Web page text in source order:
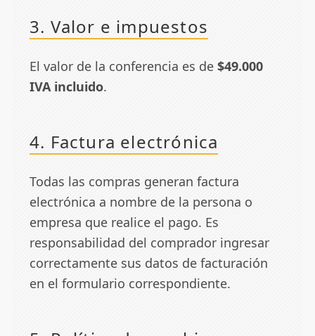
3. Valor e impuestos
El valor de la conferencia es de $49.000
IVA incluido.
4. Factura electrónica
Todas las compras generan factura
electrónica a nombre de la persona o
empresa que realice el pago. Es
responsabilidad del comprador ingresar
correctamente sus datos de facturación
en el formulario correspondiente.